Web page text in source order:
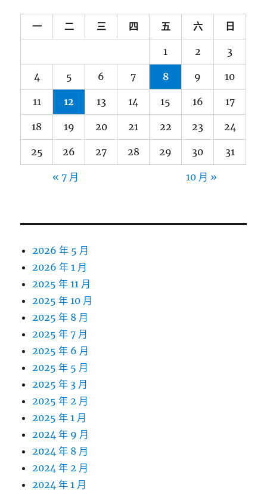
一 二 三 四 五 六 日
1 2 3
4 5 6 7 8 9 10
11 12 13 14 15 16 17
18 19 20 21 22 23 24
25 26 27 28 29 30 31
« 7 月 10 月 »
2026 年 5 月
2026 年 1 月
2025 年 11 月
2025 年 10 月
2025 年 8 月
2025 年 7 月
2025 年 6 月
2025 年 5 月
2025 年 3 月
2025 年 2 月
2025 年 1 月
2024 年 9 月
2024 年 8 月
2024 年 2 月
2024 年 1 月